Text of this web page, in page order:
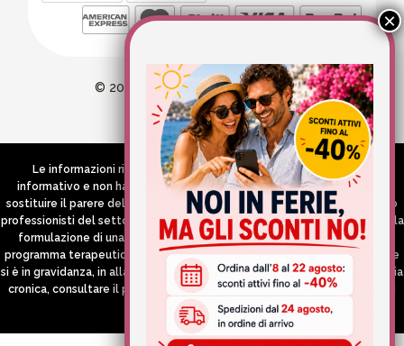
© 2026 Wellvit All Rights Reserved
Credits:Aries comunica
Le informazioni riportate nel Sito hanno esclusivamente scopo
informativo e non hanno in alcun modo né la pretesa né l’obiettivo di
sostituire il parere del medico e/o specialista, di altri operatori sanitari o
professionisti del settore che devono in ogni caso essere contattati per la
formulazione di una diagnosi o l’indicazione di un eventuale corretto
programma terapeutico e/o dietetico e/o di integrazione alimentare. Se
si è in gravidanza, in allattamento o si stanno assumendo farmaci in terapia
cronica, consultare il proprio medico curante prima di assumere qualsiasi
integratore.